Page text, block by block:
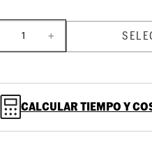
＋
CALCULAR TIEMPO Y